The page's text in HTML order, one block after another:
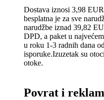
Dostava iznosi 3,98
besplatna je za sve
narudžbe iznad 39,82
DPD, a paket u
u roku 1-3 radnih dana
isporuke.Izuzetak su
otoke.
Povrat i